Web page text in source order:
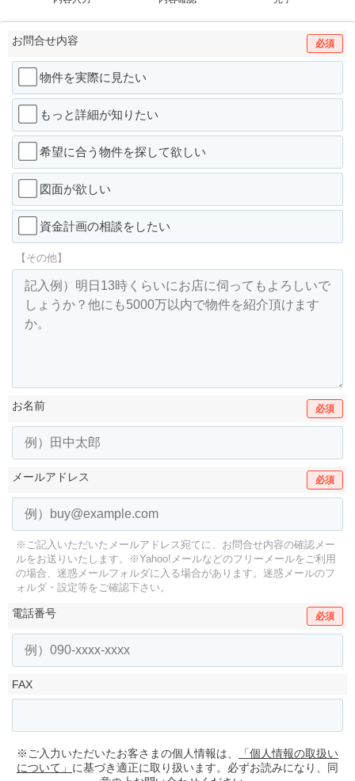
お問合せ内容 必須
物件を実際に見たい
もっと詳細が知りたい
希望に合う物件を探して欲しい
図面が欲しい
資金計画の相談をしたい
【その他】
お名前 必須
メールアドレス 必須
※ご記入いただいたメールアドレス宛てに、お問合せ内容の確認メー
ルをお送りいたします。
※Yahoo!メールなどのフリーメールをご利用
の場合、迷惑メールフォルダに入る場合があります。 迷惑メールのフ
ォルダ・設定等をご確認下さい。
電話番号 必須
FAX
※ご入力いただいたお客さまの個人情報は、
「個人情報の取扱い
について」 に基づき適正に取り扱います。必ずお読みになり、同